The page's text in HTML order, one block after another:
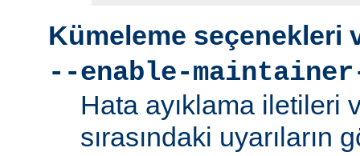
Kümeleme seçenekleri
--enable-maintainer-
Hata ayıklama iletileri
sırasındaki uyarıların